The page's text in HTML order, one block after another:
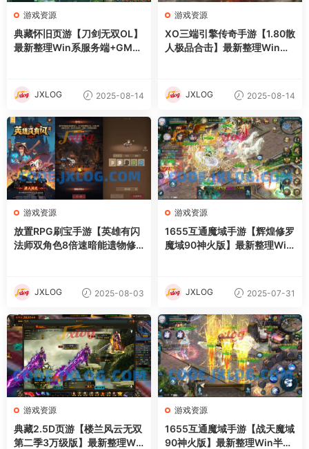
游戏资源
典藏怀旧页游【刀剑无双OL】
最新整理Win系服务端+GM工
JXLOG 2025-08-14
游戏资源
XO三端引擎传奇手游【1.80散
人极品合击】最新整理Win系
JXLOG 2025-08-14
游戏资源
放置RPG刷宝手游【英雄有闪
法师双角色8倍速暗能遗物修
地注册+加解密工具+运维后台
+管理后台+代理后台+CDK授
权后台+安卓苹果双端+详细搭
建教程
JXLOG 2025-08-03
游戏资源
1655互通魔域手游【辉煌修罗
魔域90神火版】最新整理Win
+视频教程
JXLOG 2025-07-31
游戏资源
典藏2.5D页游【楼兰风云无双
第二季3万级版】最新整理Wi
游戏资源
1655互通魔域手游【战天魔域
90神火版】最新整理Win半手